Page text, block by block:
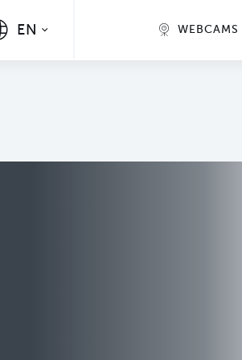
EN WEBCAMS